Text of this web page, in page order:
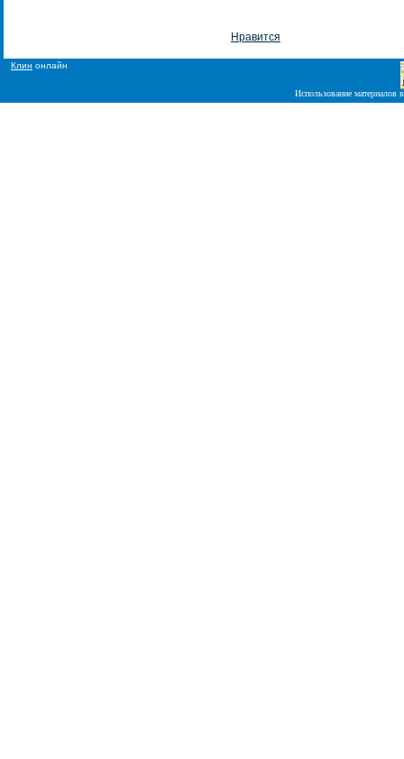
Нравится
Клин онлайн
Использование материалов